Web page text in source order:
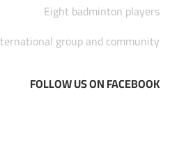
Eight badminton players
group and community
FOLLOW US ON FACEBOOK